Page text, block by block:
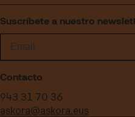
Suscríbete a nuestro
Contacto
943 31 70 36
askora@askora.eus